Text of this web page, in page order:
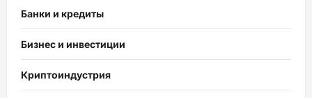
Банки и кредиты
Бизнес и инвестиции
Криптоиндустрия